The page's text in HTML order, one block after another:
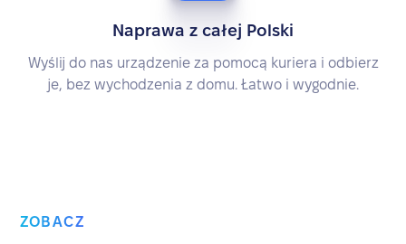
Naprawa z całej Polski
Wyślij do nas urządzenie za pomocą kuriera i odbierz
je, bez wychodzenia z domu. Łatwo i wygodnie.
ZOBACZ